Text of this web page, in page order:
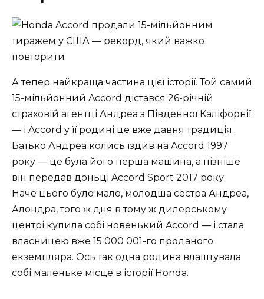
А тепер найкраща частина цієї історії. Той самий
15-мільйонний Accord дістався 26-річній
страховій агентці Андреа з Південної Каліфорнії
— і Accord у її родині це вже давня традиція.
Батько Андреа колись їздив на Accord 1997
року — це була його перша машина, а пізніше
він передав доньці Accord Sport 2017 року.
Наче цього було мало, молодша сестра Андреа,
Алондра, того ж дня в тому ж дилерському
центрі купила собі новенький Accord — і стала
власницею вже 15 000 001-го проданого
екземпляра. Ось так одна родина влаштувала
собі маленьке місце в історії Honda.